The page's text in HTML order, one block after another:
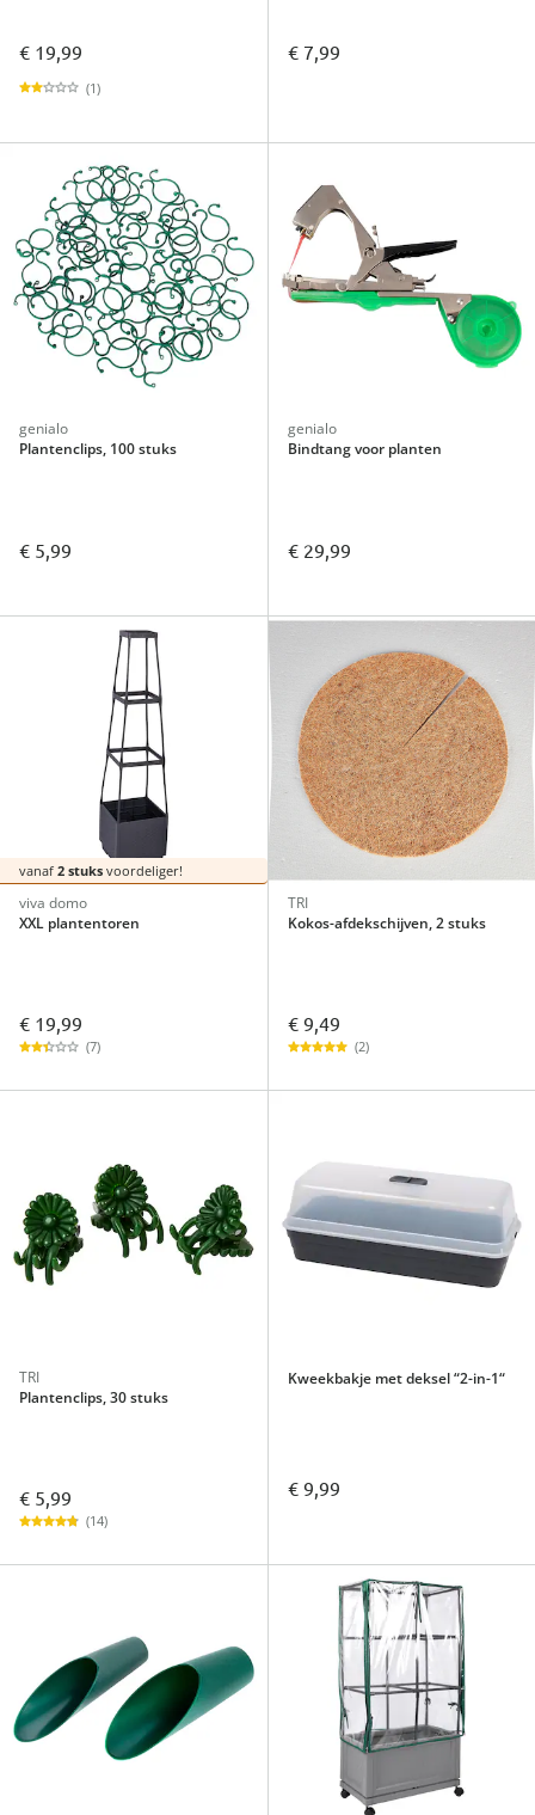
€ 19,99
(1)
€ 7,99
genialo
Plantenclips, 100 stuks
€ 5,99
genialo
Bindtang voor planten
€ 29,99
vanaf 2 stuks voordeliger!
viva domo
XXL plantentoren
€ 19,99
(7)
TRI
Kokos-afdekschijven, 2 stuks
€ 9,49
(2)
TRI
Plantenclips, 30 stuks
€ 5,99
(14)
Kweekbakje met deksel “2-in-1“
€ 9,99